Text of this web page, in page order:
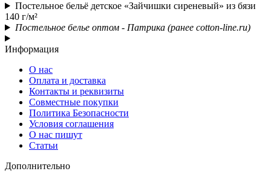
Постельное бельё детское «Зайчишки сиреневый» из бязи
140 г/м²
Постельное белье оптом - Патрика (ранее cotton-line.ru)
Информация
О нас
Оплата и доставка
Контакты и реквизиты
Совместные покупки
Политика Безопасности
Условия соглашения
О нас пишут
Статьи
Дополнительно